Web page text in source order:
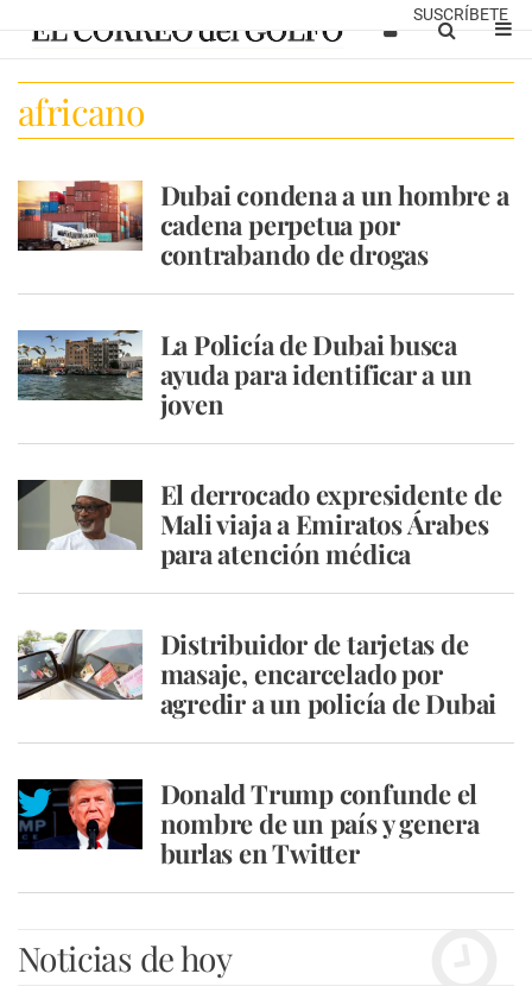
SUSCRÍBETE
africano
Dubai condena a un hombre a
cadena perpetua por
contrabando de drogas
La Policía de Dubai busca
ayuda para identificar a un
joven
El derrocado expresidente de
Mali viaja a Emiratos Árabes
para atención médica
Distribuidor de tarjetas de
masaje, encarcelado por
agredir a un policía de Dubai
Donald Trump confunde el
nombre de un país y genera
burlas en Twitter
Noticias de hoy